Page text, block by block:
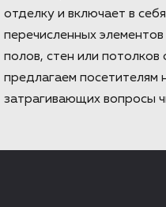
отделку и включает в
перечисленных
полов, стен или
предлагаем посетителям
затрагивающих вопросы